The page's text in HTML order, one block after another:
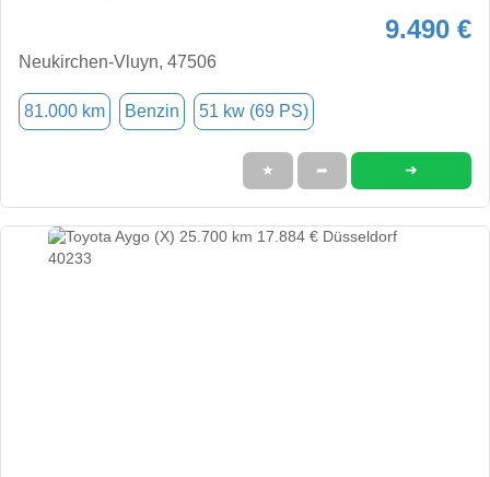
9.490 €
Neukirchen-Vluyn, 47506
81.000 km Benzin 51 kw (69 PS)
★ ➦ ➜